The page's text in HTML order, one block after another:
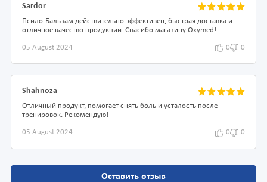
Sardor
Псило-Бальзам действительно эффективен, быстрая доставка и
отличное качество продукции. Спасибо магазину Oxymed!
05 August 2024 0 0
Shahnoza
Отличный продукт, помогает снять боль и усталость после
тренировок. Рекомендую!
05 August 2024 0 0
Оставить отзыв